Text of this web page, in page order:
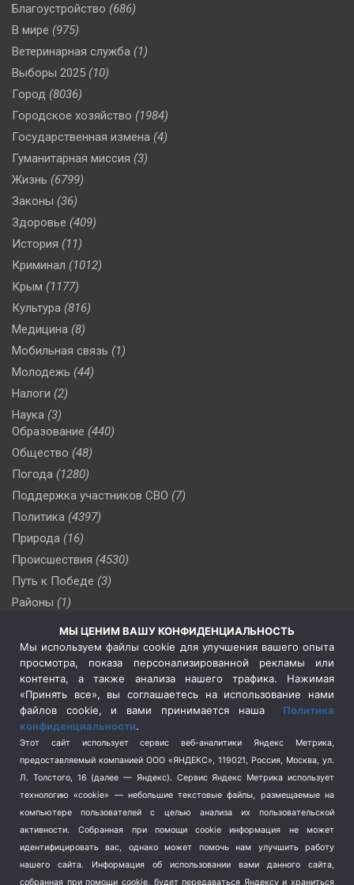
Благоустройство (686)
В мире (975)
Ветеринарная служба (1)
Выборы 2025 (10)
Город (8036)
Городское хозяйство (1984)
Государственная измена (4)
Гуманитарная миссия (3)
Жизнь (6799)
Законы (36)
Здоровье (409)
История (11)
Криминал (1012)
Крым (1177)
Культура (816)
Медицина (8)
Мобильная связь (1)
Молодежь (44)
Налоги (2)
Наука (3)
Образование (440)
Общество (48)
Погода (1280)
Поддержка участников СВО (7)
Политика (4397)
Природа (16)
Происшествия (4530)
Путь к Победе (3)
Районы (1)
Сельское хозяйство (3)
Социальная политика
(3)
Спецоперация в Украине
Спецоперация на Украине
(404)
Спорт (740)
Терроризм (1)
Транспорт (262)
Туризм (178)
Флот (76)
Школа и спорт (2)
МЫ ЦЕНИМ ВАШУ КОНФИДЕНЦИАЛЬНОСТЬ
Мы используем файлы cookie для улучшения вашего опыта
просмотра, показа персонализированной рекламы или
контента, а также анализа нашего трафика. Нажимая
«Принять все», вы соглашаетесь на использование нами
файлов cookie, и вами принимается наша Политика
конфиденциальности.
Этот сайт использует сервис веб-аналитики Яндекс Метрика,
предоставляемый компанией ООО «ЯНДЕКС», 119021, Россия, Москва, ул.
Л. Толстого, 16 (далее — Яндекс). Сервис Яндекс Метрика использует
технологию «cookie» — небольшие текстовые файлы, размещаемые на
компьютере пользователей с целью анализа их пользовательской
активности.
Собранная при помощи cookie информация не может
идентифицировать вас, однако может помочь нам улучшить работу
нашего сайта. Информация об использовании вами данного сайта,
собранная при помощи cookie, будет передаваться Яндексу и храниться